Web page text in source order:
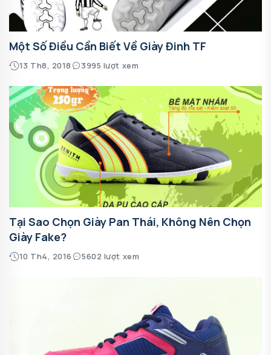
Một Số Điều Cần Biết Về Giày Đinh TF
13 Th8, 2018 3995 lượt xem
Tại Sao Chọn Giày Pan Thái, Không Nên Chọn
Giày Fake?
10 Th4, 2016 5602 lượt xem